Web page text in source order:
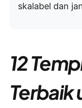
skalabel dan
12
Terbaik